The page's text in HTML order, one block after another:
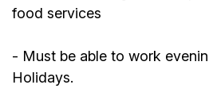
food services
- Must be able to work
Holidays.